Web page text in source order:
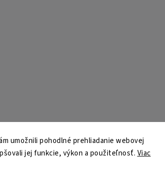
umožnili pohodlné prehliadanie webovej
jej funkcie, výkon a použiteľnosť. Viac